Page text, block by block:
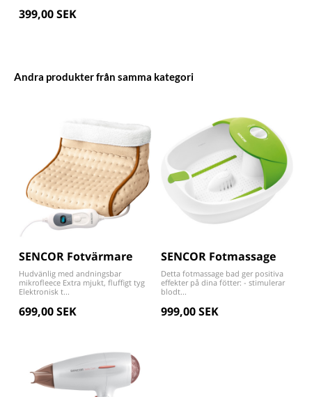
399,00 SEK
Andra produkter från samma kategori
SENCOR Fotvärmare
Hudvänlig med andningsbar
mikrofleece Extra mjukt, fluffigt tyg
Elektronisk t...
699,00 SEK
SENCOR Fotmassage
Detta fotmassage bad ger positiva
effekter på dina fötter: - stimulerar
blodt...
999,00 SEK